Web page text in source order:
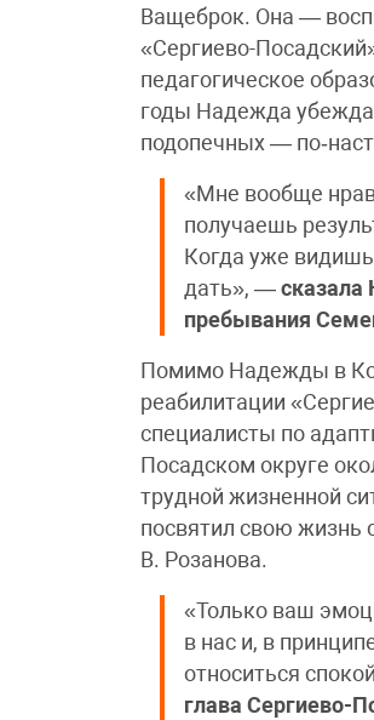
Ващеброк. Она —
«Сергиево-
педагогическое
годы Надежда
подопечных —
«Мне вообще
получаешь
Когда уже видишь
дать», —сказала
пребывания
Помимо Надежды в
реабилитации
специалисты по
Посадском округе
трудной жизненной
посвятил свою жизнь
В. Розанова.
«Только ваш
в нас и, в
относиться
глава Сергиево-